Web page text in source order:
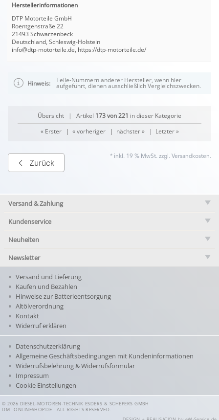
Herstellerinformationen
DTP Motorteile GmbH
Roentgenstraße 22
21493 Schwarzenbeck
Deutschland, Schleswig-Holstein
info@dtp-motorteile.de, https://dtp-motorteile.de/
Hinweis: Teile-Nummern anderer Hersteller, wenn hier
aufgeführt, dienen ausschließlich Vergleichszwecken.
Übersicht | Artikel 173 von 221 in dieser Kategorie
« Erster| « vorheriger| nächster »| Letzter »
Zurück
* inkl. 19 % MwSt. zzgl. Versandkosten.
Versand & Zahlung
Kundenservice
Neuheiten
Newsletter
Versand und Lieferung
Kaufen und Bezahlen
Hinweise zur Batterieentsorgung
Altölverordnung
Kontakt
Widerruf erklären
Datenschutzerklärung
Allgemeine Geschäftsbedingungen mit Kundeninformationen
Widerrufsbelehrung & Widerrufsformular
Impressum
Cookie Einstellungen
© 2026 DIESEL-MOTOREN-TECHNIK ESDERS & SCHEPERS GMBH
DMT-ONLINESHOP.DE - ALL RIGHTS RESERVED.